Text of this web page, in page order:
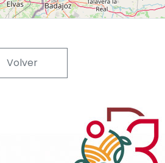
Volver